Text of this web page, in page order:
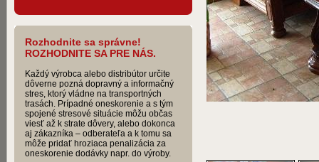
Rozhodnite sa správne!
ROZHODNITE SA PRE NÁS.
Každý výrobca alebo distribútor určite
dôverne pozná dopravný a informačný
stres, ktorý vládne na transportných
trasách. Prípadné oneskorenie a s tým
spojené stresové situácie môžu občas
viesť až k strate dôvery, alebo dokonca
aj zákazníka – odberateľa a k tomu sa
môže pridať hroziaca penalizácia za
oneskorenie dodávky napr. do výroby.